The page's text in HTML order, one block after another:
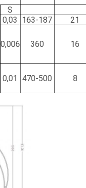
S
0,03 163-187
21
0,006 360 16
0,01 470-500 8